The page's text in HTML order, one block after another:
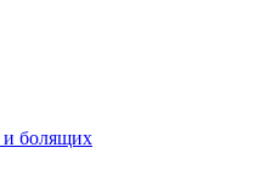
и болящих